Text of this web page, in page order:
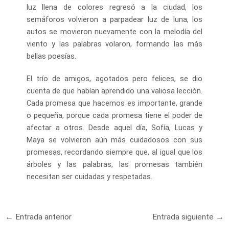
luz llena de colores regresó a la ciudad, los
semáforos volvieron a parpadear luz de luna, los
autos se movieron nuevamente con la melodía del
viento y las palabras volaron, formando las más
bellas poesías.
El trío de amigos, agotados pero felices, se dio
cuenta de que habían aprendido una valiosa lección.
Cada promesa que hacemos es importante, grande
o pequeña, porque cada promesa tiene el poder de
afectar a otros. Desde aquel día, Sofía, Lucas y
Maya se volvieron aún más cuidadosos con sus
promesas, recordando siempre que, al igual que los
árboles y las palabras, las promesas también
necesitan ser cuidadas y respetadas.
Navegación
← Entrada anterior Entrada siguiente →